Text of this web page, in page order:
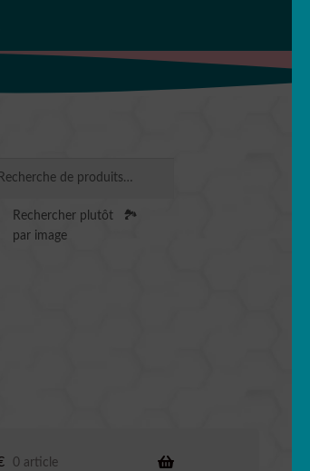
Rechercher plutôt
par image
🏞️
0 article